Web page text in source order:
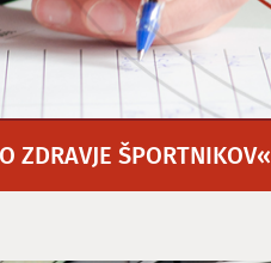
ZDRAVJE ŠPORTNIKOV«